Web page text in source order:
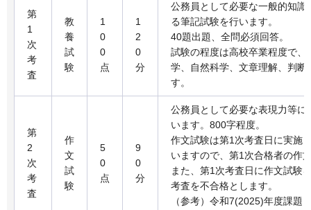
第
1
次
考
査
教
養
試
験
1
0
0
点
1
2
0
分
公務員として必要な一般的知
る筆記試験を行います。
40題出題、全問必須回答。
試験の程度は高校卒業程度で
学、自然科学、文章理解、判
す。
第
2
次
考
査
作
文
試
験
5
0
点
9
0
分
公務員として必要な表現力等
います。800字程度。
作文試験は第1次考査日に実施
いますので、第1次合格者の作
また、第1次考査日に作文試験
考査を不合格とします。
（参考）令和7(2025)年度課題